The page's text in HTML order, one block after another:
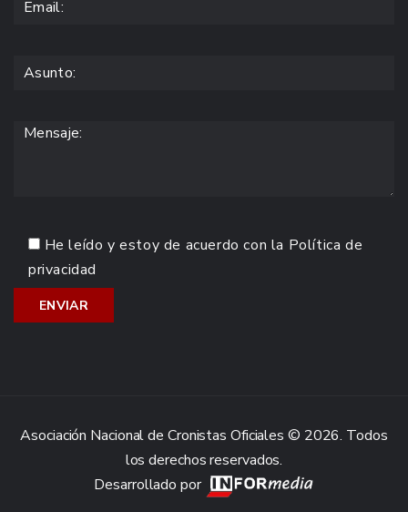
He leído y estoy de acuerdo con la Política de
privacidad
Asociación Nacional de Cronistas Oficiales © 2026. Todos
los derechos reservados.
Desarrollado por